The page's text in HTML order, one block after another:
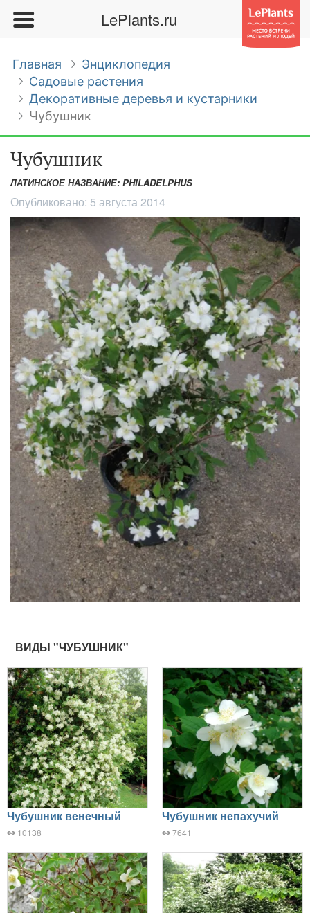
LePlants.ru
Главная
Энциклопедия
Садовые растения
Декоративные деревья и кустарники
Чубушник
Чубушник
ЛАТИНСКОЕ НАЗВАНИЕ: PHILADELPHUS
Опубликовано: 5 августа 2014
ВИДЫ "ЧУБУШНИК"
Чубушник венечный
10138
Чубушник непахучий
7641